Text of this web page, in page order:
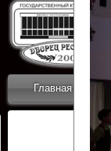
Главная